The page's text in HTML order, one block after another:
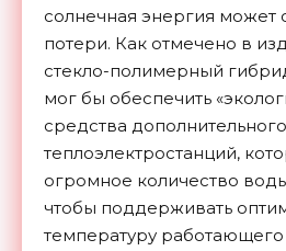
солнечная энергия может
потери. Как отмечено в
стекло-полимерный
мог бы обеспечить
средства
теплоэлектростанций,
огромное количество
чтобы поддерживать
температуру